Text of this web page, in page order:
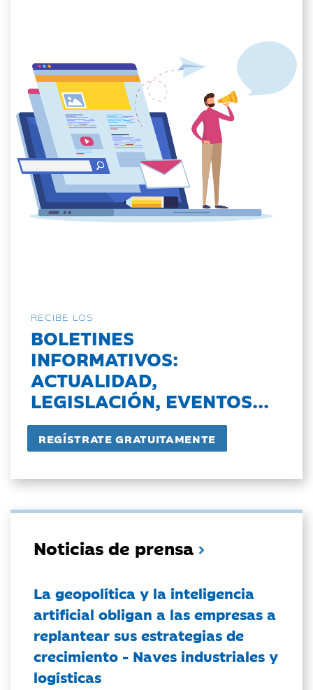
RECIBE LOS
BOLETINES
INFORMATIVOS:
ACTUALIDAD,
LEGISLACIÓN, EVENTOS...
Noticias de prensa
La geopolítica y la inteligencia
artificial obligan a las empresas a
replantear sus estrategias de
crecimiento - Naves industriales y
logísticas